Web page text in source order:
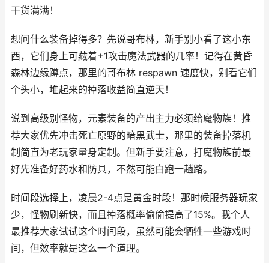
干货满满！
想问什么装备掉得多？先说哥布林，新手别小看了这小东
西，它们身上可藏着+1攻击魔法武器的几率！记得在黄昏
森林边缘蹲点，那里的哥布林 respawn 速度快，别看它们
个头小，堆起来的掉落收益简直逆天！
说到高级别怪物，元素装备的产出主力必须给魔物族！推
荐大家优先冲击死亡原野的暗黑武士，那里的装备掉落机
制简直为老玩家量身定制。但新手要注意，打魔物族前最
好先准备好药水和防具，不然可能白跑一趟路。
时间段选择上，凌晨2-4点是黄金时段！那时候服务器玩家
少，怪物刷新快，而且掉落概率偷偷提高了15%。我个人
最推荐大家试试这个时间段，虽然可能会牺牲一些游戏时
间，但效率就是这么一个道理。